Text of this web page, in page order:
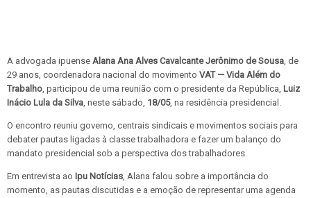
A advogada ipuense Alana Ana Alves Cavalcante Jerônimo de Sousa, de
29 anos, coordenadora nacional do movimento VAT — Vida Além do
Trabalho, participou de uma reunião com o presidente da República, Luiz
Inácio Lula da Silva, neste sábado, 18/05, na residência presidencial.
O encontro reuniu governo, centrais sindicais e movimentos sociais para
debater pautas ligadas à classe trabalhadora e fazer um balanço do
mandato presidencial sob a perspectiva dos trabalhadores.
Em entrevista ao Ipu Notícias, Alana falou sobre a importância do
momento, as pautas discutidas e a emoção de representar uma agenda